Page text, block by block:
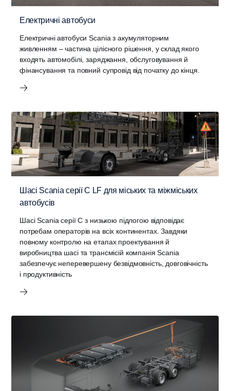
Електричні автобуси
Електричні автобуси Scania з акумуляторним
живленням – частина цілісного рішення, у склад якого
входять автомобілі, заряджання, обслуговування й
фінансування та повний супровід від початку до кінця.
Шасі Scania серії C LF для міських та міжміських
автобусів
Шасі Scania серії C з низькою підлогою відповідає
потребам операторів на всіх континентах. Завдяки
повному контролю на етапах проектування й
виробництва шасі та трансмісій компанія Scania
забезпечує неперевершену безвідмовність, довговічність
і продуктивність